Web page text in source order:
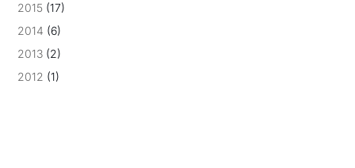
2015 (17)
2014 (6)
2013 (2)
2012 (1)